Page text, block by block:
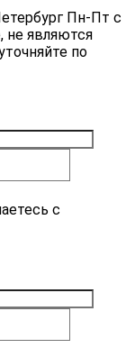
Пн-Пт с
не являются
по
с